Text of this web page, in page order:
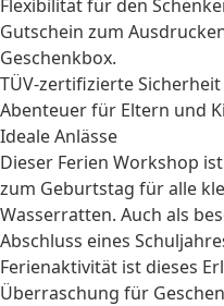
Flexibilität für den
Gutschein zum
Geschenkbox.
TÜV-zertifizierte
Abenteuer für Eltern und
Ideale Anlässe
Dieser Ferien Workshop
zum Geburtstag für alle
Wasserratten. Auch als
Abschluss eines
Ferienaktivität ist dieses
Überraschung für